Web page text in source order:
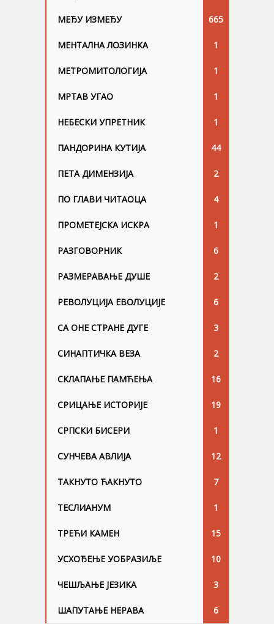
МЕЂУ ИЗМЕЂУ 665
МЕНТАЛНА ЛОЗИНКА 1
МЕТРОМИТОЛОГИЈА 1
МРТАВ УГАО 1
НЕБЕСКИ УПРЕТНИК 1
ПАНДОРИНА КУТИЈА 44
ПЕТА ДИМЕНЗИЈА 2
ПО ГЛАВИ ЧИТАОЦА 4
ПРОМЕТЕЈСКА ИСКРА 1
РАЗГОВОРНИК 6
РАЗМЕРАВАЊЕ ДУШЕ 2
РЕВОЛУЦИЈА ЕВОЛУЦИЈЕ 6
СА ОНЕ СТРАНЕ ДУГЕ 3
СИНАПТИЧКА ВЕЗА 2
СКЛАПАЊЕ ПАМЋЕЊА 16
СРИЦАЊЕ ИСТОРИЈЕ 19
СРПСКИ БИСЕРИ 1
СУНЧЕВА АВЛИЈА 12
ТАКНУТО ЋАКНУТО 7
ТЕСЛИАНУМ 1
ТРЕЋИ КАМЕН 15
УСХОЂЕЊЕ УОБРАЗИЉЕ 10
ЧЕШЉАЊЕ ЈЕЗИKА 3
ШАПУТАЊЕ НЕРАВА 6